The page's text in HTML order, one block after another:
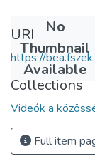
No
Thumbnail
Available
URI
https://
Collections
Videók a
Full item